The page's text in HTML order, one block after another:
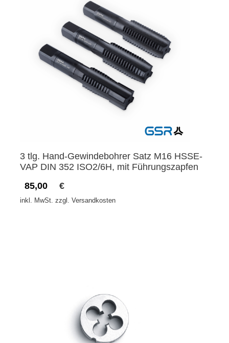
3 tlg. Hand-Gewindebohrer Satz M16 HSSE-
VAP DIN 352 ISO2/6H, mit Führungszapfen
85,00
€
inkl. MwSt. zzgl. Versandkosten